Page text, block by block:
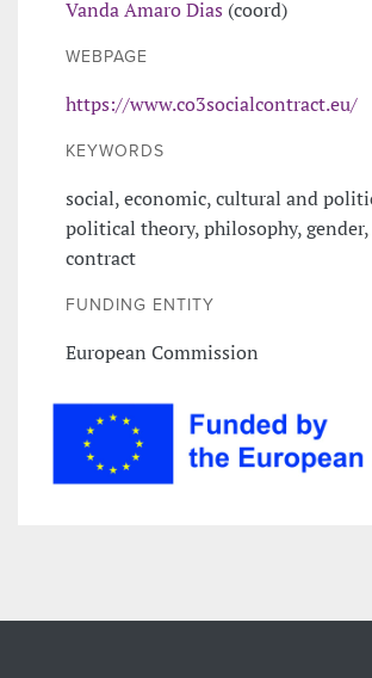
Vanda Amaro Dias (coord)
WEBPAGE
https://www.co3socialcontract.eu/
KEYWORDS
social, economic, cultural and
political theory, philosophy, gender,
contract
FUNDING ENTITY
European Commission